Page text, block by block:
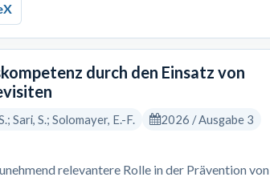
durch den Einsatz von
Sari, S.; Solomayer, E.-F.
2026 / Ausgabe 3
relevantere Rolle in der Prävention von